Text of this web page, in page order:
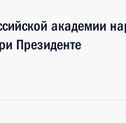
академии
Президенте